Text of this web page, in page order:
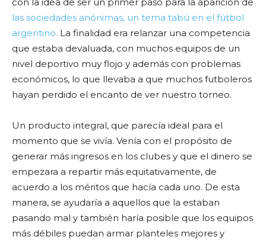
las sociedades anónimas, un tema tabú en el fútbol
argentino. La finalidad era relanzar una competencia
que estaba devaluada, con muchos equipos de un
nivel deportivo muy flojo y además con problemas
económicos, lo que llevaba a que muchos futboleros
hayan perdido el encanto de ver nuestro torneo.
Un producto integral, que parecía ideal para el
momento que se vivía. Venía con el propósito de
generar más ingresos en los clubes y que el dinero se
empezara a repartir más equitativamente, de
acuerdo a los méritos que hacía cada uno. De esta
manera, se ayudaría a aquellos que la estaban
pasando mal y también haría posible que los equipos
más débiles puedan armar planteles mejores y